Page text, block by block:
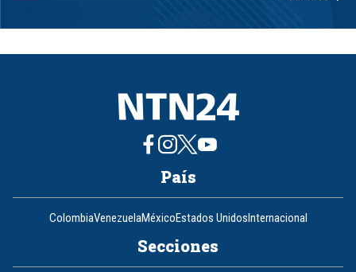
1
8
País
ColombiaVenezuelaMéxicoEstados UnidosInternacional
Secciones